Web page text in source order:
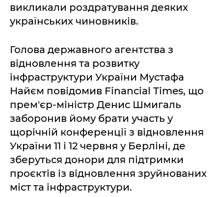
викликали роздратування деяких
українських чиновників.
Голова державного агентства з
відновлення та розвитку
інфраструктури України Мустафа
Найєм повідомив Financial Times, що
прем'єр-міністр Денис Шмигаль
заборонив йому брати участь у
щорічній конференції з відновлення
України 11 і 12 червня у Берліні, де
зберуться донори для підтримки
проєктів із відновлення зруйнованих
міст та інфраструктури.